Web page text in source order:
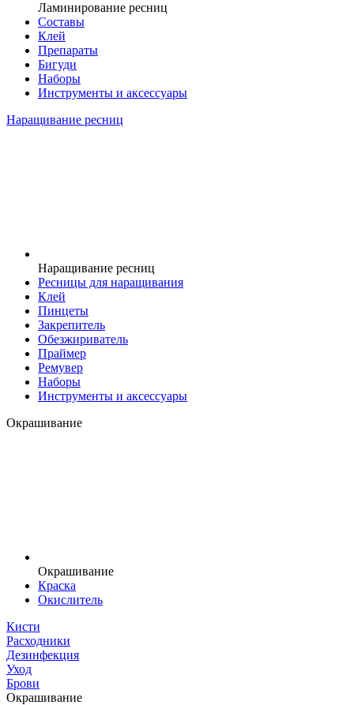
Ламинирование ресниц
Составы
Клей
Препараты
Бигуди
Наборы
Инструменты и аксессуары
Наращивание ресниц
Наращивание ресниц
Ресницы для наращивания
Клей
Пинцеты
Закрепитель
Обезжириватель
Праймер
Ремувер
Наборы
Инструменты и аксессуары
Окрашивание
Окрашивание
Краска
Окислитель
Кисти
Расходники
Дезинфекция
Уход
Брови
Окрашивание